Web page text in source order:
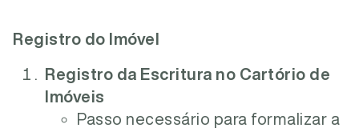
Registro do Imóvel
Registro da Escritura no Cartório de
Imóveis
Passo necessário para formalizar a